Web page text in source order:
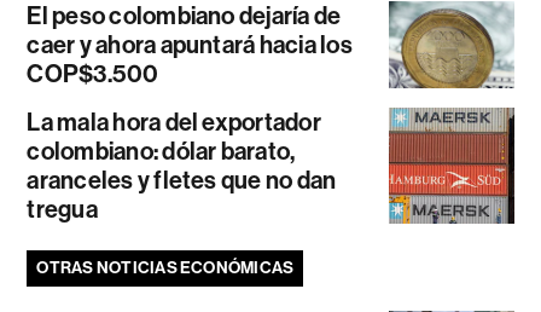
El peso colombiano dejaría de
caer y ahora apuntará hacia los
COP$3.500
La mala hora del exportador
colombiano: dólar barato,
aranceles y fletes que no dan
tregua
OTRAS NOTICIAS ECONÓMICAS